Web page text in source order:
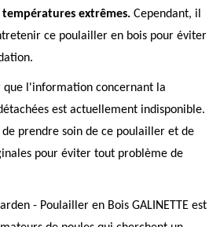
extrêmes. Cependant, il
ce poulailler en bois pour éviter
que l'information concernant la
est actuellement indisponible.
de prendre soin de ce poulailler et de
pour éviter tout problème de
- Poulailler en Bois GALINETTE est